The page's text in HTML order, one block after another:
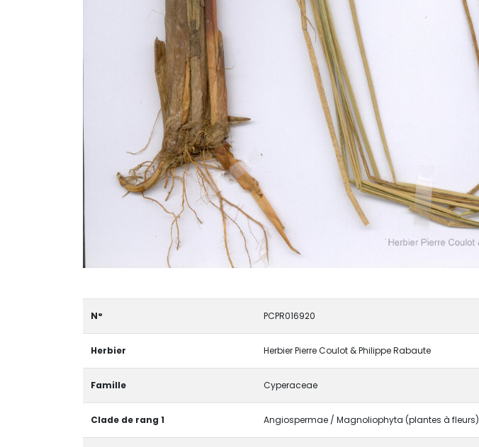
N° PCPR016920
Herbier Herbier Pierre Coulot & Philippe Rabaute
Famille Cyperaceae
Clade de rang 1 Angiospermae / Magnoliophyta (plantes à fleurs)